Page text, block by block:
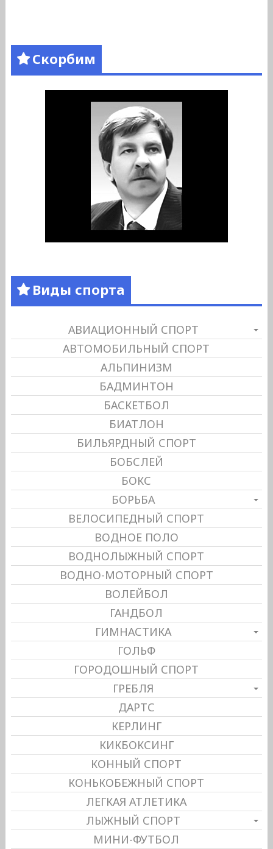
Скорбим
Виды спорта
АВИАЦИОННЫЙ СПОРТ
АВТОМОБИЛЬНЫЙ СПОРТ
АЛЬПИНИЗМ
БАДМИНТОН
БАСКЕТБОЛ
БИАТЛОН
БИЛЬЯРДНЫЙ СПОРТ
БОБСЛЕЙ
БОКС
БОРЬБА
ВЕЛОСИПЕДНЫЙ СПОРТ
ВОДНОЕ ПОЛО
ВОДНОЛЫЖНЫЙ СПОРТ
ВОДНО-МОТОРНЫЙ СПОРТ
ВОЛЕЙБОЛ
ГАНДБОЛ
ГИМНАСТИКА
ГОЛЬФ
ГОРОДОШНЫЙ СПОРТ
ГРЕБЛЯ
ДАРТС
КЕРЛИНГ
КИКБОКСИНГ
КОННЫЙ СПОРТ
КОНЬКОБЕЖНЫЙ СПОРТ
ЛЕГКАЯ АТЛЕТИКА
ЛЫЖНЫЙ СПОРТ
МИНИ-ФУТБОЛ